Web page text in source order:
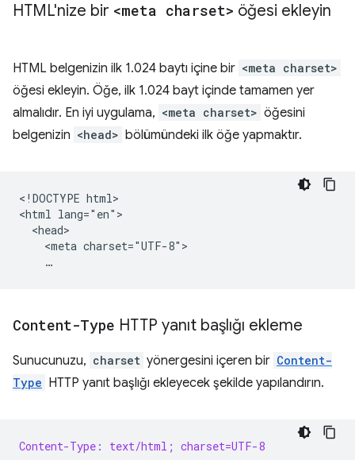
HTML'nize bir <meta charset> öğesi ekleyin
HTML belgenizin ilk 1.024 baytı içine bir <meta charset>
öğesi ekleyin. Öğe, ilk 1.024 bayt içinde tamamen yer
almalıdır. En iyi uygulama, <meta charset> öğesini
belgenizin <head> bölümündeki ilk öğe yapmaktır.
<!DOCTYPE html>
<html lang="en">
  <head>
    <meta charset="UTF-8">
Content-Type HTTP yanıt başlığı ekleme
Sunucunuzu, charset yönergesini içeren bir Content-
Type HTTP yanıt başlığı ekleyecek şekilde yapılandırın.
Content-Type: text/html; charset=UTF-8